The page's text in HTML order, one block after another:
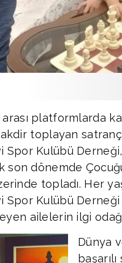
platformlarda
toplayan
Spor Kulübü
son dönemde
topladı. Her
Spor Kulübü
ailelerin ilgi odağı
Dünya